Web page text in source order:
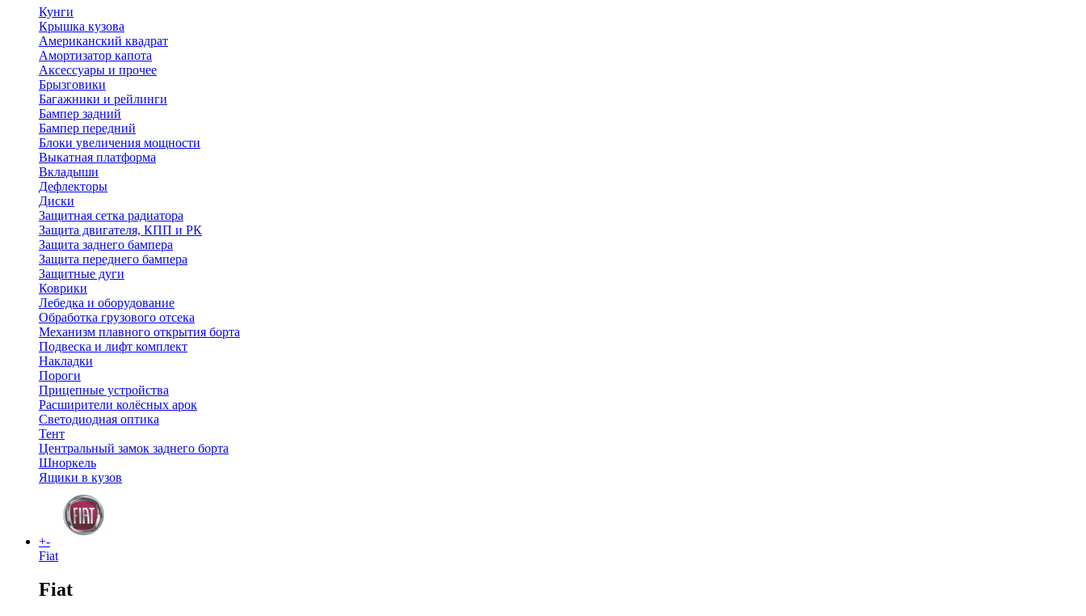
Кунги
Крышка кузова
Американский квадрат
Амортизатор капота
Аксессуары и прочее
Брызговики
Багажники и рейлинги
Бампер задний
Бампер передний
Блоки увеличения мощности
Выкатная платформа
Вкладыши
Дефлекторы
Диски
Защитная сетка радиатора
Защита двигателя, КПП и РК
Защита заднего бампера
Защита переднего бампера
Защитные дуги
Коврики
Лебедка и оборудование
Обработка грузового отсека
Механизм плавного открытия борта
Подвеска и лифт комплект
Накладки
Пороги
Прицепные устройства
Расширители колёсных арок
Светодиодная оптика
Тент
Центральный замок заднего борта
Шноркель
Ящики в кузов
+-
Fiat
Fiat